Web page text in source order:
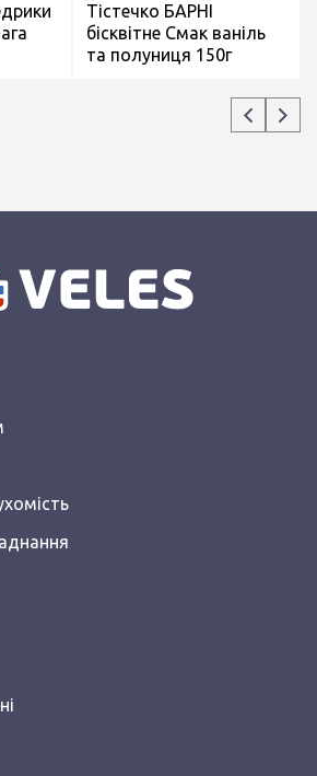
Тістечко БАРНІ
бісквітне Смак ваніль
та полуниця 150г